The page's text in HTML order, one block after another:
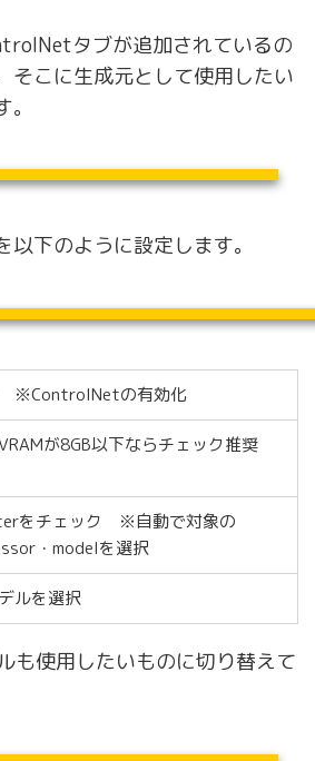
タブが追加されているの
そこに生成元として使用したい
下のように設定します。
※ControlNetの有効化
が8GB以下ならチェック推奨
をチェック ※自動で対象の
・modelを選択
ルを選択
も使用したいものに切り替えて